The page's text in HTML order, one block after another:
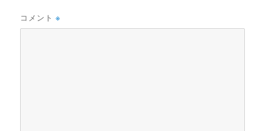
コメント※